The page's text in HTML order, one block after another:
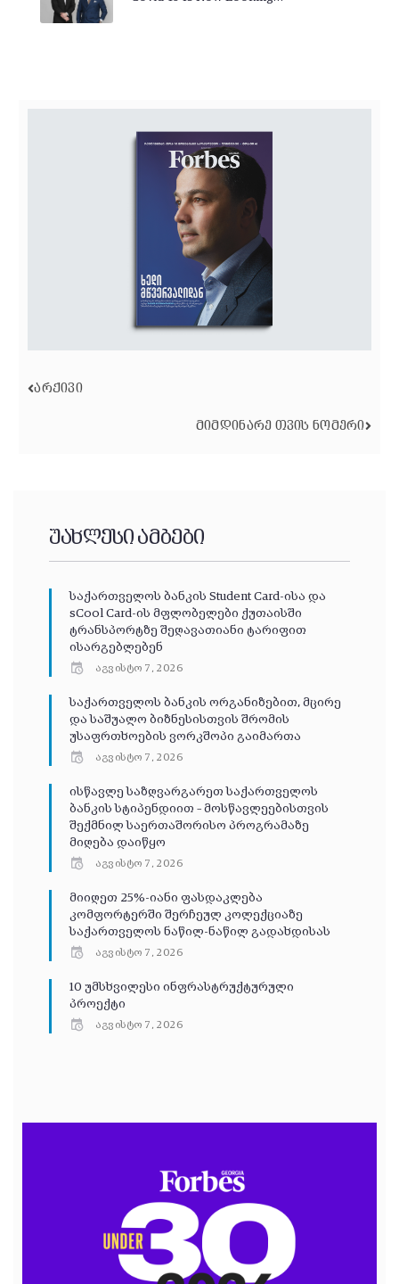
ᲐᲠᲥᲘᲕᲘ
ᲛᲘᲛᲓᲘᲜᲐᲠᲔ ᲗᲕᲘᲡ ᲜᲝᲛᲔᲠᲘ
უახლესი ამბები
საქართველოს ბანკის Student Card-ისა და
sCool Card-ის მფლობელები ქუთაისში
ტრანსპორტზე შეღავათიანი ტარიფით
ისარგებლებენ
აგვისტო 7, 2026
საქართველოს ბანკის ორგანიზებით, მცირე
და საშუალო ბიზნესისთვის შრომის
უსაფრთხოების ვორკშოპი გაიმართა
აგვისტო 7, 2026
ისწავლე საზღვარგარეთ საქართველოს
ბანკის სტიპენდიით – მოსწავლეებისთვის
შექმნილ საერთაშორისო პროგრამაზე
მიღება დაიწყო
აგვისტო 7, 2026
მიიღეთ 25%-იანი ფასდაკლება
კომფორტერში შერჩეულ კოლექციაზე
საქართველოს ნაწილ-ნაწილ გადახდისას
აგვისტო 7, 2026
10 უმსხვილესი ინფრასტრუქტურული
პროექტი
აგვისტო 7, 2026